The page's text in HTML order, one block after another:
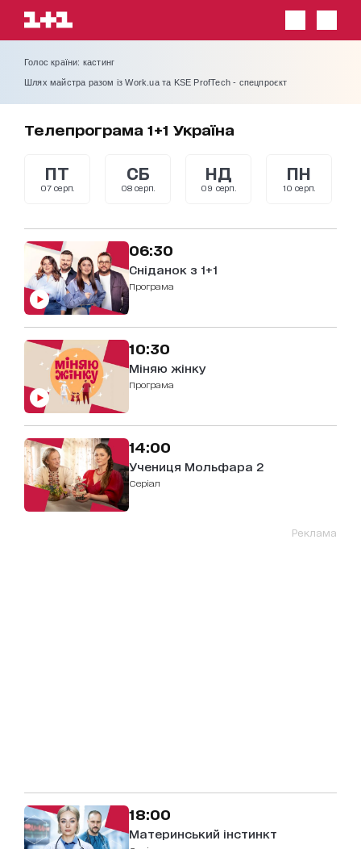
Голос країни: кастинг
Шлях майстра разом із Work.ua та KSE ProfTech - спецпроєкт
Телепрограма 1+1 Україна
ПТ
07 серп.
СБ
08 серп.
НД
09 серп.
ПН
10 серп.
06:30
Сніданок з 1+1
Програма
10:30
Міняю жінку
Програма
14:00
Учениця Мольфара 2
серіал
Реклама
18:00
Материнський інстинкт